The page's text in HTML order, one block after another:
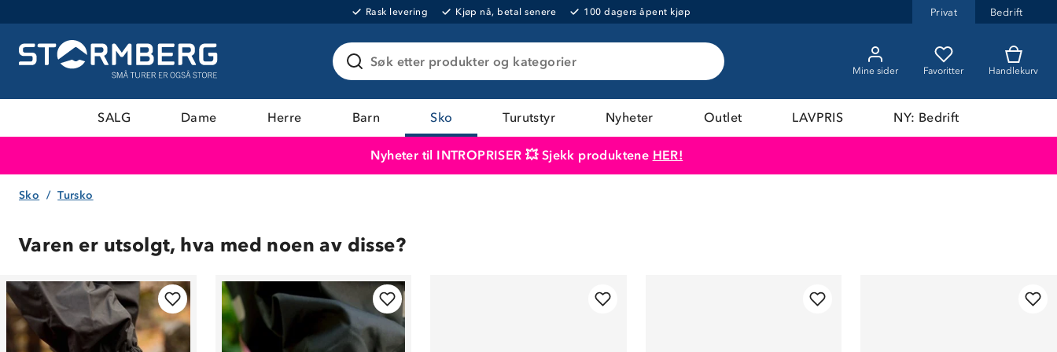
Rask levering Kjøp nå, betal senere 100 dagers åpent kjøp Privat Bedrift
Søk etter produkter og kategorier
Mine sider Favoritter Handlekurv
SALG Dame Herre Barn Sko Turutstyr Nyheter Outlet LAVPRIS NY: Bedrift
Nyheter til INTROPRISER 💥 Sjekk produktene HER!
Sko Tursko
Varen er utsolgt, hva med noen av disse?